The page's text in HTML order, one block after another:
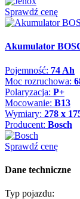
Sprawdź cenę
Akumulator
Pojemność: 74 Ah
Moc rozruchowa:
Polaryzacja: P+
Mocowanie: B13
Wymiary: 278 x
Producent: Bosch
Sprawdź cenę
Dane techniczne
Typ pojazdu: